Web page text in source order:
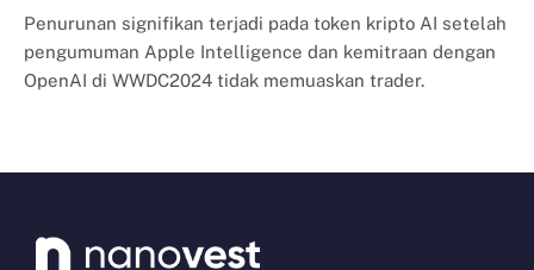
Penurunan signifikan terjadi pada token kripto AI setelah
pengumuman Apple Intelligence dan kemitraan dengan
OpenAI di WWDC2024 tidak memuaskan trader.